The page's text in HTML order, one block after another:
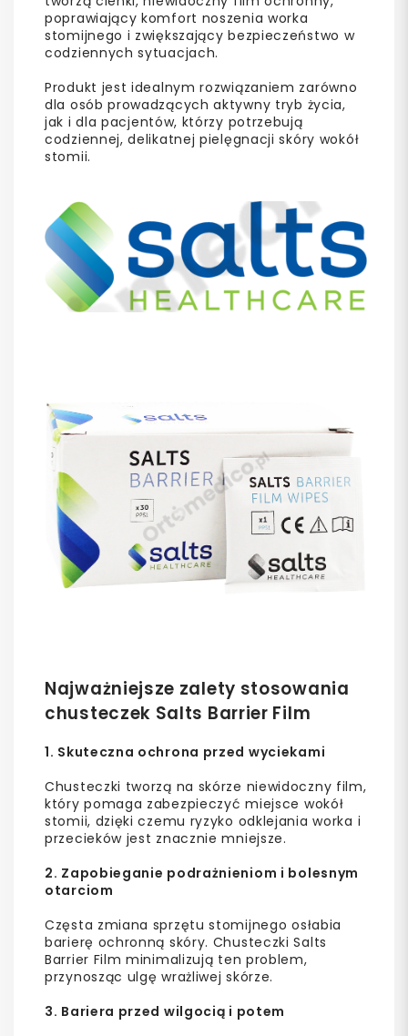
poprawiający komfort noszenia worka
stomijnego i zwiększający bezpieczeństwo w
codziennych sytuacjach.
Produkt jest idealnym rozwiązaniem zarówno
dla osób prowadzących aktywny tryb życia,
jak i dla pacjentów, którzy potrzebują
codziennej, delikatnej pielęgnacji skóry wokół
stomii.
Najważniejsze zalety stosowania
chusteczek Salts Barrier Film
1. Skuteczna ochrona przed wyciekami
Chusteczki tworzą na skórze niewidoczny film,
który pomaga zabezpieczyć miejsce wokół
stomii, dzięki czemu ryzyko odklejania worka i
przecieków jest znacznie mniejsze.
2. Zapobieganie podrażnieniom i bolesnym
otarciom
Częsta zmiana sprzętu stomijnego osłabia
barierę ochronną skóry. Chusteczki Salts
Barrier Film minimalizują ten problem,
przynosząc ulgę wrażliwej skórze.
3. Bariera przed wilgocią i potem